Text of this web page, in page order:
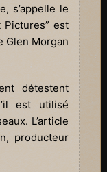
s’appelle le
Pictures” est
Glen Morgan
détestent
est utilisé
L’article
producteur